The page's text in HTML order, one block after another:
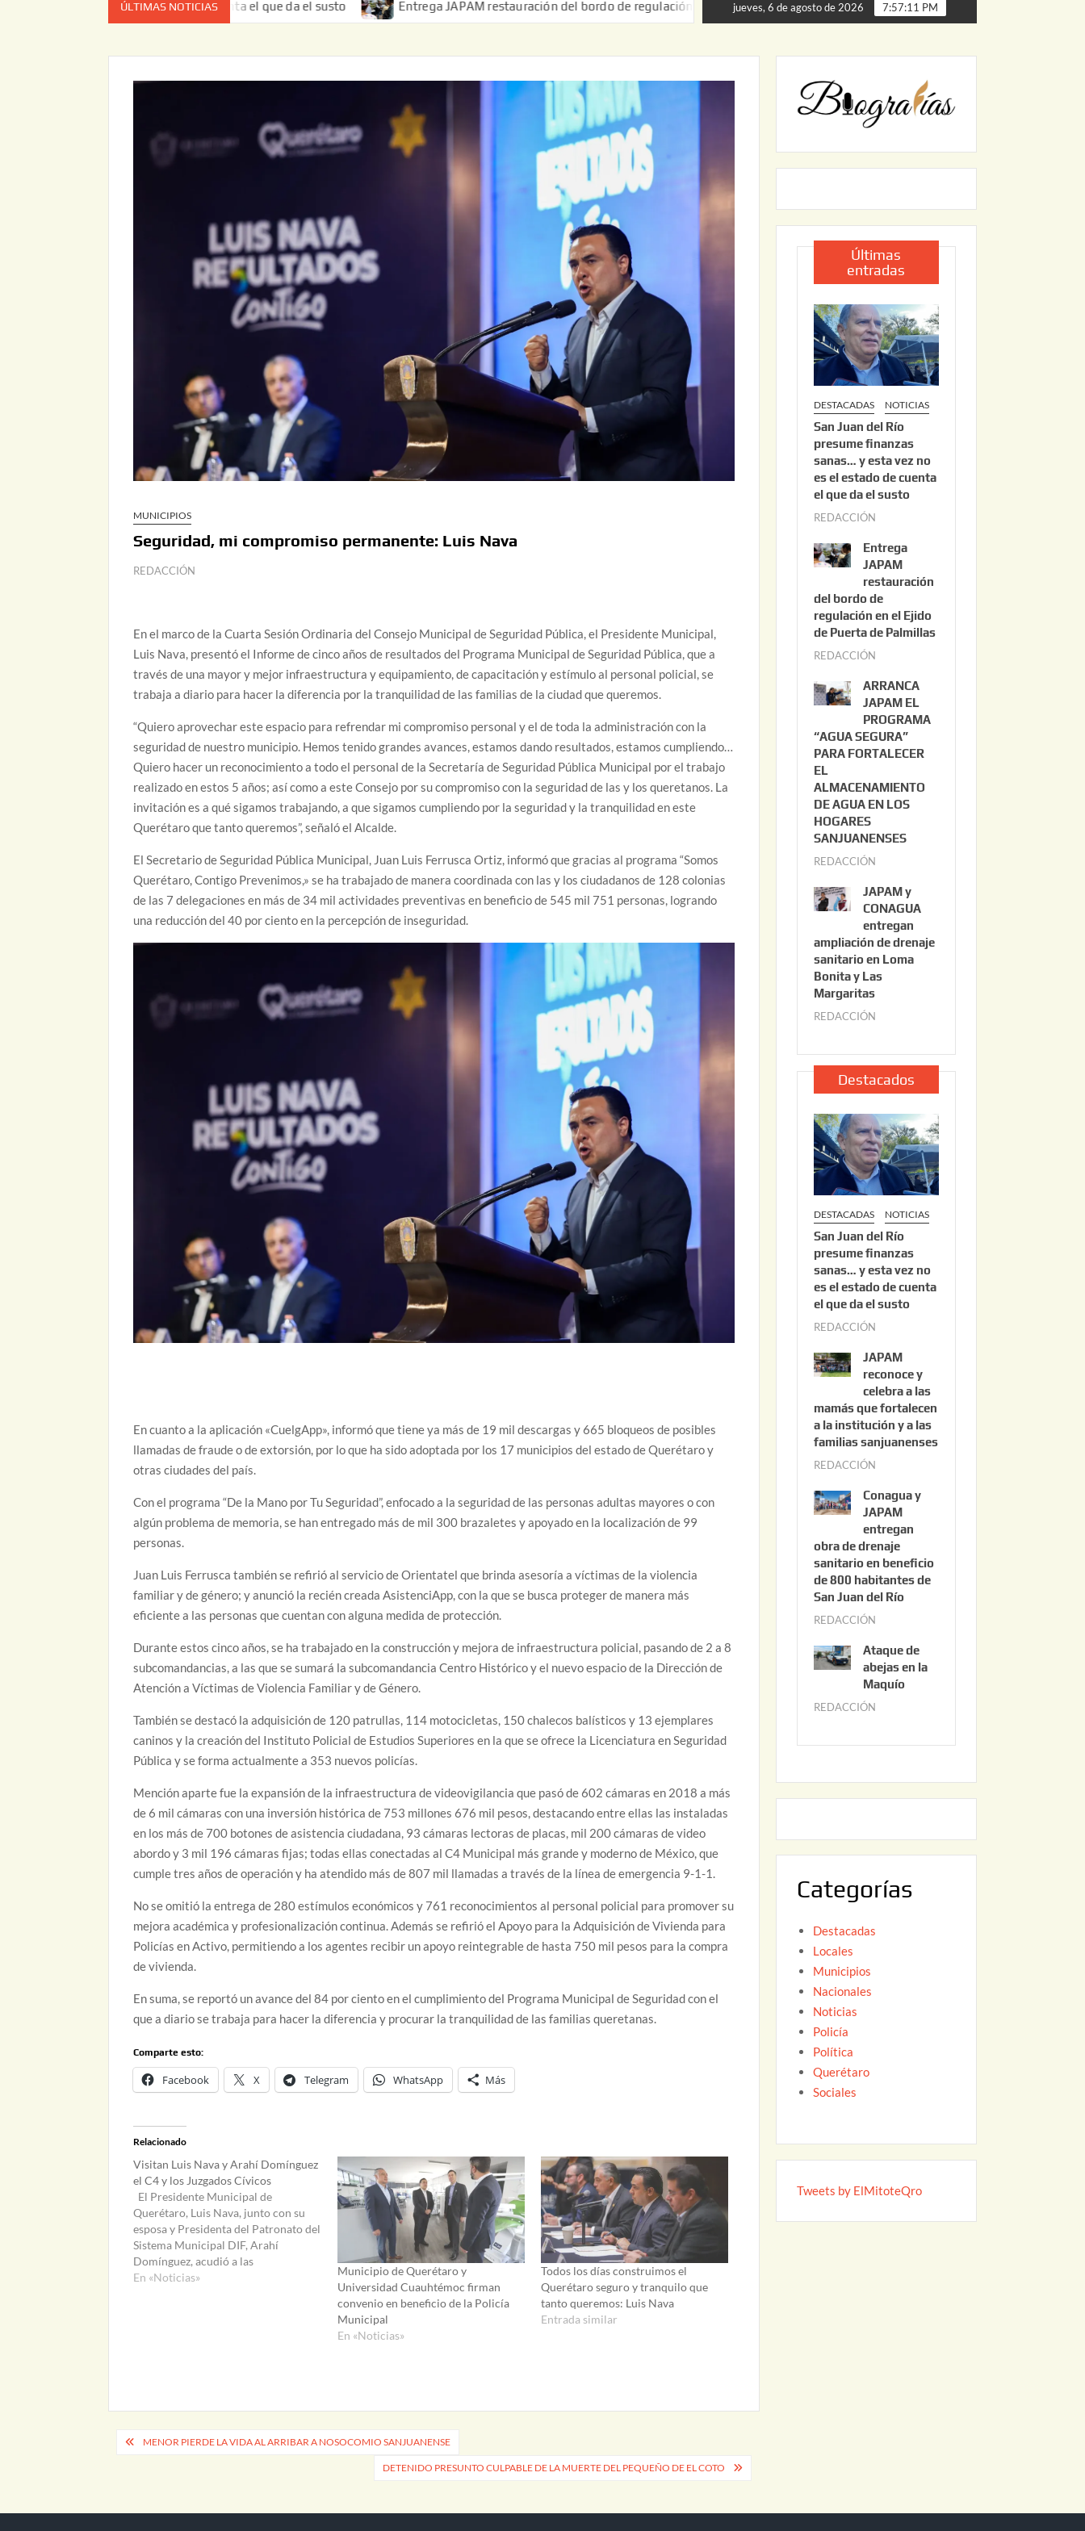
ÚLTIMAS NOTICIAS
vez no es el estado de cuenta el que da el susto Entrega JAPAM restauración del bordo de regulación en el Ejido de Puerta de Palmillas ARRANCA JAPAM EL PROGRAMA
jueves, 6 de agosto de 2026 7:57:12 PM
MUNICIPIOS
Seguridad, mi compromiso permanente: Luis Nava
REDACCIÓN
En el marco de la Cuarta Sesión Ordinaria del Consejo Municipal de Seguridad Pública, el Presidente Municipal,
Luis Nava, presentó el Informe de cinco años de resultados del Programa Municipal de Seguridad Pública, que a
través de una mayor y mejor infraestructura y equipamiento, de capacitación y estímulo al personal policial, se
trabaja a diario para hacer la diferencia por la tranquilidad de las familias de la ciudad que queremos.
“Quiero aprovechar este espacio para refrendar mi compromiso personal y el de toda la administración con la
seguridad de nuestro municipio. Hemos tenido grandes avances, estamos dando resultados, estamos cumpliendo…
Quiero hacer un reconocimiento a todo el personal de la Secretaría de Seguridad Pública Municipal por el trabajo
realizado en estos 5 años; así como a este Consejo por su compromiso con la seguridad de las y los queretanos. La
invitación es a qué sigamos trabajando, a que sigamos cumpliendo por la seguridad y la tranquilidad en este
Querétaro que tanto queremos”, señaló el Alcalde.
El Secretario de Seguridad Pública Municipal, Juan Luis Ferrusca Ortiz, informó que gracias al programa “Somos
Querétaro, Contigo Prevenimos,» se ha trabajado de manera coordinada con las y los ciudadanos de 128 colonias
de las 7 delegaciones en más de 34 mil actividades preventivas en beneficio de 545 mil 751 personas, logrando
una reducción del 40 por ciento en la percepción de inseguridad.
En cuanto a la aplicación «CuelgApp», informó que tiene ya más de 19 mil descargas y 665 bloqueos de posibles
llamadas de fraude o de extorsión, por lo que ha sido adoptada por los 17 municipios del estado de Querétaro y
otras ciudades del país.
Con el programa “De la Mano por Tu Seguridad”, enfocado a la seguridad de las personas adultas mayores o con
algún problema de memoria, se han entregado más de mil 300 brazaletes y apoyado en la localización de 99
personas.
Juan Luis Ferrusca también se refirió al servicio de Orientatel que brinda asesoría a víctimas de la violencia
familiar y de género; y anunció la recién creada AsistenciApp, con la que se busca proteger de manera más
eficiente a las personas que cuentan con alguna medida de protección.
Durante estos cinco años, se ha trabajado en la construcción y mejora de infraestructura policial, pasando de 2 a 8
subcomandancias, a las que se sumará la subcomandancia Centro Histórico y el nuevo espacio de la Dirección de
Atención a Víctimas de Violencia Familiar y de Género.
También se destacó la adquisición de 120 patrullas, 114 motocicletas, 150 chalecos balísticos y 13 ejemplares
caninos y la creación del Instituto Policial de Estudios Superiores en la que se ofrece la Licenciatura en Seguridad
Pública y se forma actualmente a 353 nuevos policías.
Mención aparte fue la expansión de la infraestructura de videovigilancia que pasó de 602 cámaras en 2018 a más
de 6 mil cámaras con una inversión histórica de 753 millones 676 mil pesos, destacando entre ellas las instaladas
en los más de 700 botones de asistencia ciudadana, 93 cámaras lectoras de placas, mil 200 cámaras de video
abordo y 3 mil 196 cámaras fijas; todas ellas conectadas al C4 Municipal más grande y moderno de México, que
cumple tres años de operación y ha atendido más de 807 mil llamadas a través de la línea de emergencia 9-1-1.
No se omitió la entrega de 280 estímulos económicos y 761 reconocimientos al personal policial para promover su
mejora académica y profesionalización continua. Además se refirió el Apoyo para la Adquisición de Vivienda para
Policías en Activo, permitiendo a los agentes recibir un apoyo reintegrable de hasta 750 mil pesos para la compra
de vivienda.
En suma, se reportó un avance del 84 por ciento en el cumplimiento del Programa Municipal de Seguridad con el
que a diario se trabaja para hacer la diferencia y procurar la tranquilidad de las familias queretanas.
Comparte esto:
Facebook X Telegram WhatsApp Más
Relacionado
Visitan Luis Nava y Arahí Domínguez
el C4 y los Juzgados Cívicos
El Presidente Municipal de
Querétaro, Luis Nava, junto con su
esposa y Presidenta del Patronato del
Sistema Municipal DIF, Arahí
Domínguez, acudió a las
instalaciones de los Juzgados Cívicos
En «Noticias»
Municipio de Querétaro y
Universidad Cuauhtémoc firman
convenio en beneficio de la Policía
Municipal
En «Noticias»
Todos los días construimos el
Querétaro seguro y tranquilo que
tanto queremos: Luis Nava
Entrada similar
Navegación
MENOR PIERDE LA VIDA AL ARRIBAR A NOSOCOMIO SANJUANENSE
DETENIDO PRESUNTO CULPABLE DE LA MUERTE DEL PEQUEÑO DE EL COTO
Últimas
entradas
DESTACADAS NOTICIAS
San Juan del Río
presume finanzas
sanas… y esta vez no
es el estado de cuenta
el que da el susto
REDACCIÓN
o
s
t
o
3
2
0
2
6
Entrega
JAPAM
restauración
del bordo de
regulación en el Ejido
de Puerta de Palmillas
REDACCIÓN
l
i
o
2
0
ARRANCA
JAPAM EL
PROGRAMA
“AGUA SEGURA”
PARA FORTALECER
EL
ALMACENAMIENTO
DE AGUA EN LOS
HOGARES
SANJUANENSES
REDACCIÓN
l
i
o
2
2
2
6
JAPAM y
CONAGUA
entregan
ampliación de drenaje
sanitario en Loma
Bonita y Las
Margaritas
REDACCIÓN
l
i
o
2
2
,
2
0
2
6
Destacados
DESTACADAS NOTICIAS
San Juan del Río
presume finanzas
sanas… y esta vez no
es el estado de cuenta
el que da el susto
REDACCIÓN
s
t
o
3
0
2
6
JAPAM
reconoce y
celebra a las
mamás que fortalecen
a la institución y a las
familias sanjuanenses
REDACCIÓN
n
i
o
3
0
0
2
6
Conagua y
JAPAM
entregan
obra de drenaje
sanitario en beneficio
de 800 habitantes de
San Juan del Río
REDACCIÓN
n
i
0
2
Ataque de
abejas en la
Maquío
REDACCIÓN
y
2
Categorías
Destacadas
Locales
Municipios
Nacionales
Noticias
Policía
Política
Querétaro
Sociales
Tweets by ElMitoteQro